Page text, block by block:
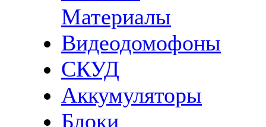
Материалы
Видеодомофоны
СКУД
Аккумуляторы
Блоки